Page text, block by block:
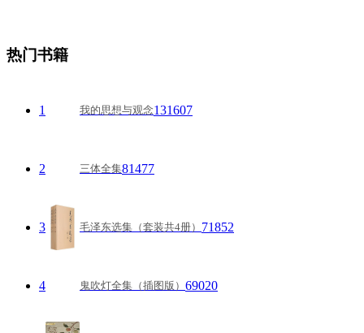
热门书籍
1 我的思想与观念131607
2 三体全集81477
3 毛泽东选集（套装共4册） 71852
4 鬼吹灯全集（插图版） 69020